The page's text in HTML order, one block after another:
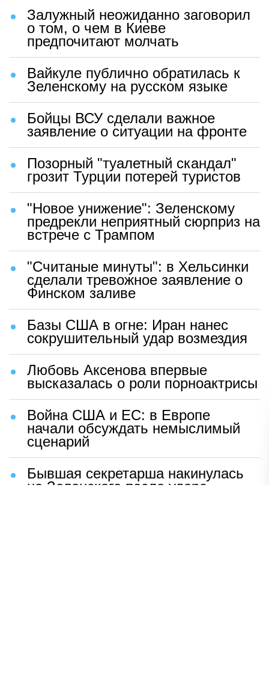
Залужный неожиданно заговорил
о том, о чем в Киеве
предпочитают молчать
Вайкуле публично обратилась к
Зеленскому на русском языке
Бойцы ВСУ сделали важное
заявление о ситуации на фронте
Позорный "туалетный скандал"
грозит Турции потерей туристов
"Новое унижение": Зеленскому
предрекли неприятный сюрприз на
встрече с Трампом
"Считаные минуты": в Хельсинки
сделали тревожное заявление о
Финском заливе
Базы США в огне: Иран нанес
сокрушительный удар возмездия
Любовь Аксенова впервые
высказалась о роли порноактрисы
Война США и ЕС: в Европе
начали обсуждать немыслимый
сценарий
Бывшая секретарша накинулась
на Зеленского после удара